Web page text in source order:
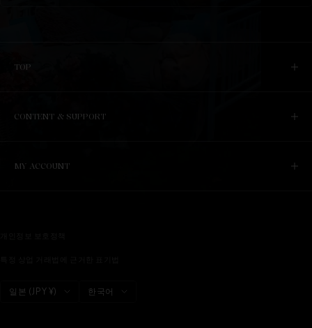
TOP
CONTENT & SUPPORT
MY ACCOUNT
일본 (JPY ¥) 한국어